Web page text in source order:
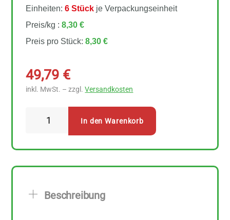
Einheiten:6 Stück je Verpackungseinheit
Preis/kg :8,30 €
Preis pro Stück:8,30 €
49,79 €
inkl. MwSt. – zzgl.Versandkosten
In den Warenkorb
Beschreibung